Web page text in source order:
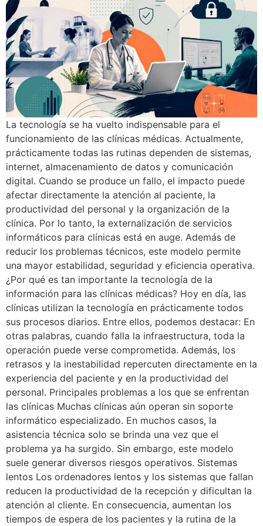
La tecnología se ha vuelto indispensable para el
funcionamiento de las clínicas médicas. Actualmente,
prácticamente todas las rutinas dependen de sistemas,
internet, almacenamiento de datos y comunicación
digital. Cuando se produce un fallo, el impacto puede
afectar directamente la atención al paciente, la
productividad del personal y la organización de la
clínica. Por lo tanto, la externalización de servicios
informáticos para clínicas está en auge. Además de
reducir los problemas técnicos, este modelo permite
una mayor estabilidad, seguridad y eficiencia operativa.
¿Por qué es tan importante la tecnología de la
información para las clínicas médicas? Hoy en día, las
clínicas utilizan la tecnología en prácticamente todos
sus procesos diarios. Entre ellos, podemos destacar: En
otras palabras, cuando falla la infraestructura, toda la
operación puede verse comprometida. Además, los
retrasos y la inestabilidad repercuten directamente en la
experiencia del paciente y en la productividad del
personal. Principales problemas a los que se enfrentan
las clínicas Muchas clínicas aún operan sin soporte
informático especializado. En muchos casos, la
asistencia técnica solo se brinda una vez que el
problema ya ha surgido. Sin embargo, este modelo
suele generar diversos riesgos operativos. Sistemas
lentos Los ordenadores lentos y los sistemas que fallan
reducen la productividad de la recepción y dificultan la
atención al cliente. En consecuencia, aumentan los
tiempos de espera de los pacientes y la rutina de la